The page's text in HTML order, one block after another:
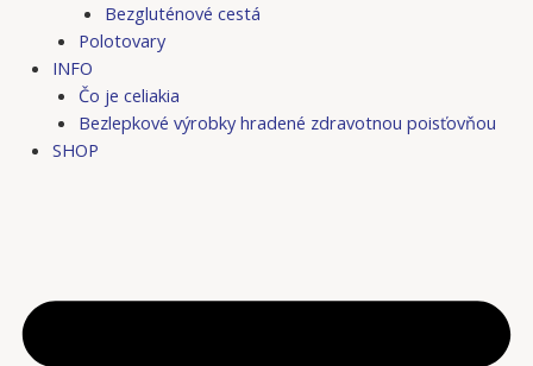
Bezgluténové cestá
Polotovary
INFO
Čo je celiakia
Bezlepkové výrobky hradené zdravotnou poisťovňou
SHOP